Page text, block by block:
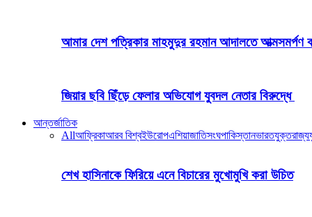
আমার দেশ পত্রিকার মাহমুদুর রহমান আদালতে আত্মসমর্পণ
জিয়ার ছবি ছিঁড়ে ফেলার অভিযোগ যুবদল নেতার বিরুদ্ধে
আন্তর্জাতিক
Allআফ্রিকাআরব বিশ্বইউরোপএশিয়াজাতিসংঘপাকিস্তানভারতযুক্তরাজ্য
শেখ হাসিনাকে ফিরিয়ে এনে বিচারের মুখোমুখি করা উচিত